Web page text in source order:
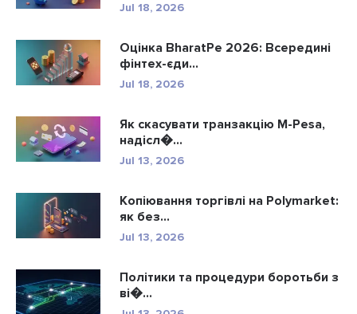
Jul 18, 2026
Оцінка BharatPe 2026: Всередині
фінтех-єди...
Jul 18, 2026
Як скасувати транзакцію M-Pesa,
надісл�...
Jul 13, 2026
Копіювання торгівлі на Polymarket:
як без...
Jul 13, 2026
Політики та процедури боротьби з
ві�...